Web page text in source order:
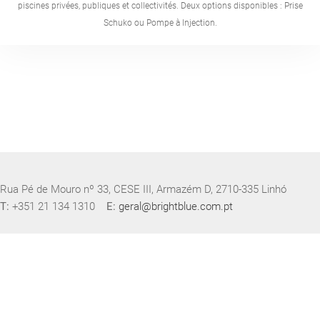
piscines privées, publiques et collectivités. Deux options disponibles : Prise
Schuko ou Pompe à Injection.
Rua Pé de Mouro nº 33, CESE III, Armazém D, 2710-335 Linhó
T: +351 21 134 1310 E: geral@brightblue.com.pt